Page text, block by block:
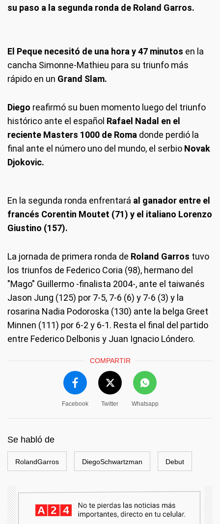
su paso a la segunda ronda de Roland Garros.
El Peque necesitó de una hora y 47 minutos en la
cancha Simonne-Mathieu para su triunfo más
rápido en un Grand Slam.
Diego reafirmó su buen momento luego del triunfo
histórico ante el español Rafael Nadal en el
reciente Masters 1000 de Roma donde perdió la
final ante el número uno del mundo, el serbio Novak
Djokovic.
En la segunda ronda enfrentará al ganador entre el
francés Corentin Moutet (71) y el italiano Lorenzo
Giustino (157).
La jornada de primera ronda de Roland Garros tuvo
los triunfos de Federico Coria (98), hermano del
"Mago" Guillermo -finalista 2004-, ante el taiwanés
Jason Jung (125) por 7-5, 7-6 (6) y 7-6 (3) y la
rosarina Nadia Podoroska (130) ante la belga Greet
Minnen (111) por 6-2 y 6-1. Resta el final del partido
entre Federico Delbonis y Juan Ignacio Lóndero.
COMPARTIR
Facebook Twitter Whatsapp
Se habló de
RolandGarros DiegoSchwartzman Debut